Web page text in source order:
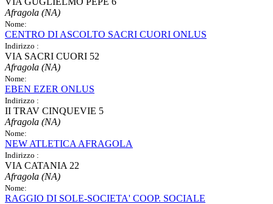
Afragola (NA)
Nome:
CENTRO DI ASCOLTO SACRI CUORI ONLUS
Indirizzo :
VIA SACRI CUORI 52
Afragola (NA)
Nome:
EBEN EZER ONLUS
Indirizzo :
II TRAV CINQUEVIE 5
Afragola (NA)
Nome:
NEW ATLETICA AFRAGOLA
Indirizzo :
VIA CATANIA 22
Afragola (NA)
Nome:
RAGGIO DI SOLE-SOCIETA' COOP. SOCIALE